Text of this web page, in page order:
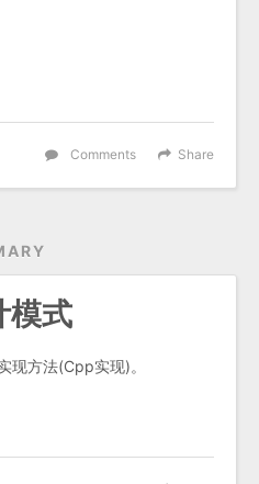
Share
Comments
模式
现方法(Cpp实现)。